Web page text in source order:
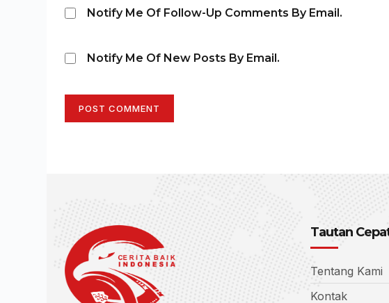
Notify Me Of Follow-Up Comments By Email.
Notify Me Of New Posts By Email.
POST COMMENT
Tautan
Tentang Kami
Kontak